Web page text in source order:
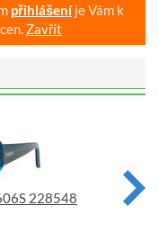
přihlášeníje Vám k
Zavřít
228548